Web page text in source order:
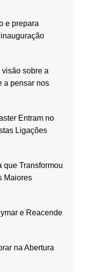
e prepara
sobre a
a pensar nos
Entram no
Ligações
que Transformou
Maiores
e Reacende
na Abertura